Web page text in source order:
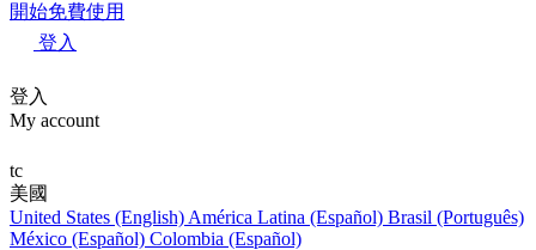
開始免費使用
登入
登入
My account
tc
美國
United States (English) América Latina (Español) Brasil (Português)
México (Español) Colombia (Español)